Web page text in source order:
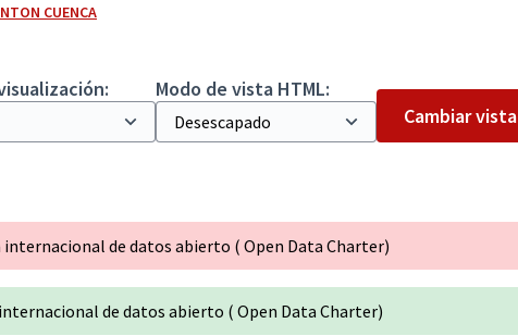
CUENCA
Modo de vista HTML:
Cambiar vista
de datos abierto ( Open Data Charter)
de datos abierto ( Open Data Charter)